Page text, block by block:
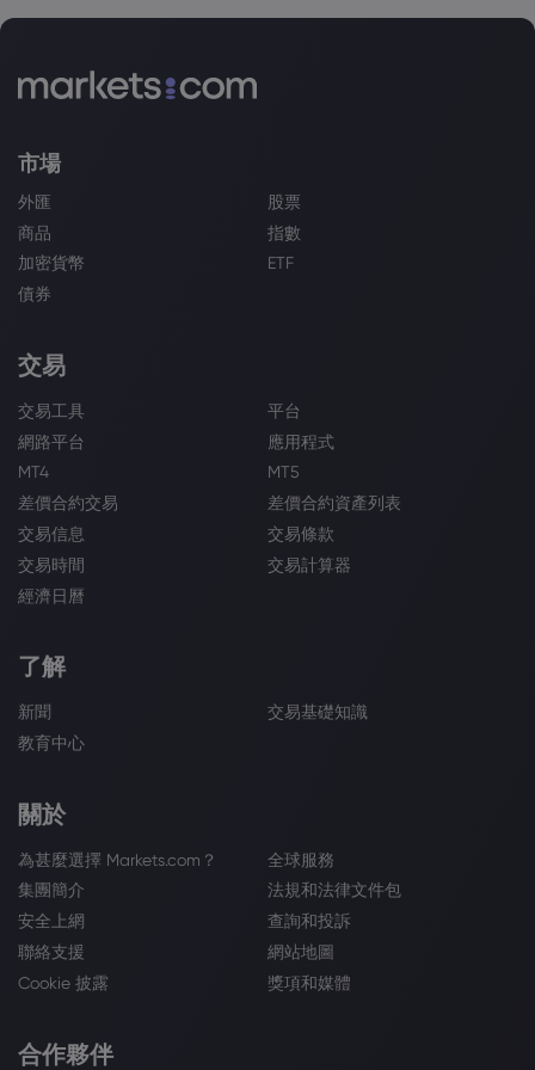
市場
外匯
股票
商品
指數
加密貨幣
ETF
債券
交易
交易工具
平台
網路平台
應用程式
MT4
MT5
差價合約交易
差價合約資產列表
交易信息
交易條款
交易時間
交易計算器
經濟日曆
了解
新聞
交易基礎知識
教育中心
關於
為甚麼選擇 Markets.com？
全球服務
集團簡介
法規和法律文件包
安全上網
查詢和投訴
聯絡支援
網站地圖
Cookie 披露
獎項和媒體
合作夥伴